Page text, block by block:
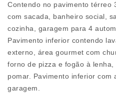
Contendo no pavimento térreo
com sacada, banheiro social,
cozinha, garagem para 4
Pavimento inferior contendo
externo, área gourmet com
forno de pizza e fogão à
pomar. Pavimento inferior com
garagem.